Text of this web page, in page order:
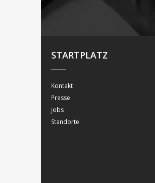
STARTPLATZ
Kontakt
Presse
Jobs
Standorte